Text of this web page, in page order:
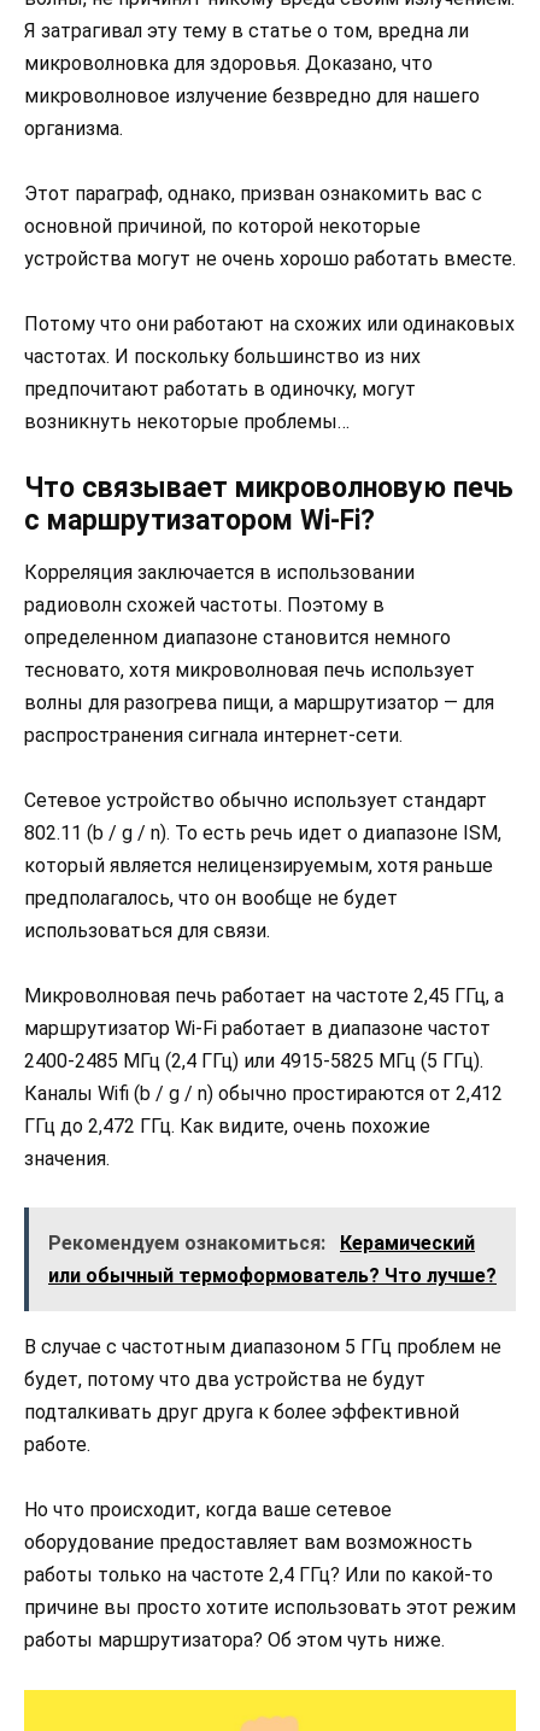
Я затрагивал эту тему в статье о том, вредна ли
микроволновка для здоровья. Доказано, что
микроволновое излучение безвредно для нашего
организма.
Этот параграф, однако, призван ознакомить вас с
основной причиной, по которой некоторые
устройства могут не очень хорошо работать вместе.
Потому что они работают на схожих или одинаковых
частотах. И поскольку большинство из них
предпочитают работать в одиночку, могут
возникнуть некоторые проблемы…
Что связывает микроволновую печь
с маршрутизатором Wi-Fi?
Корреляция заключается в использовании
радиоволн схожей частоты. Поэтому в
определенном диапазоне становится немного
тесновато, хотя микроволновая печь использует
волны для разогрева пищи, а маршрутизатор — для
распространения сигнала интернет-сети.
Сетевое устройство обычно использует стандарт
802.11 (b / g / n). То есть речь идет о диапазоне ISM,
который является нелицензируемым, хотя раньше
предполагалось, что он вообще не будет
использоваться для связи.
Микроволновая печь работает на частоте 2,45 ГГц, а
маршрутизатор Wi-Fi работает в диапазоне частот
2400-2485 МГц (2,4 ГГц) или 4915-5825 МГц (5 ГГц).
Каналы Wifi (b / g / n) обычно простираются от 2,412
ГГц до 2,472 ГГц. Как видите, очень похожие
значения.
Рекомендуем ознакомиться:
Керамический
или обычный термоформователь? Что лучше?
В случае с частотным диапазоном 5 ГГц проблем не
будет, потому что два устройства не будут
подталкивать друг друга к более эффективной
работе.
Но что происходит, когда ваше сетевое
оборудование предоставляет вам возможность
работы только на частоте 2,4 ГГц? Или по какой-то
причине вы просто хотите использовать этот режим
работы маршрутизатора? Об этом чуть ниже.